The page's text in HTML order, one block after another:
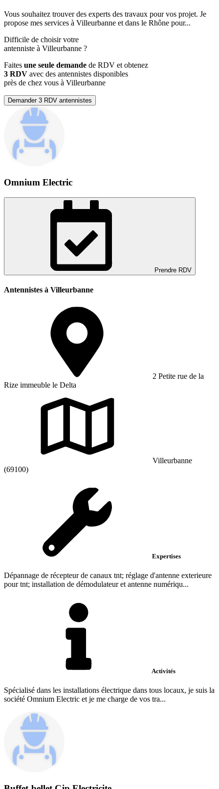
Vous souhaitez trouver des experts des travaux pour vos projet. Je
propose mes services à Villeurbanne et dans le Rhône pour...
Difficile de choisir votre
antenniste à Villeurbanne ?
Faites une seule demande de RDV et obtenez
3 RDV avec des antennistes disponibles
près de chez vous à Villeurbanne
Demander 3 RDV antennistes
Omnium Electric
Prendre RDV
Antennistes à Villeurbanne
2 Petite rue de la
Rize immeuble le Delta
Villeurbanne
(69100)
Expertises
Dépannage de récepteur de canaux tnt; réglage d'antenne exterieure
pour tnt; installation de démodulateur et antenne numériqu...
Activités
Spécialisé dans les installations électrique dans tous locaux, je suis la
société Omnium Electric et je me charge de vos tra...